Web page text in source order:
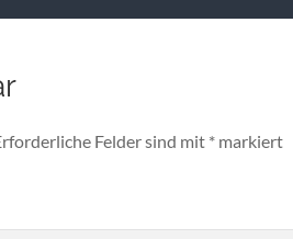
Felder sind mit * markiert